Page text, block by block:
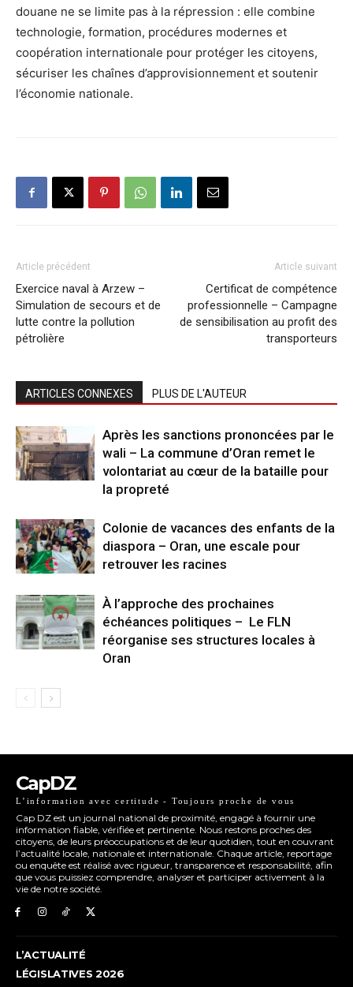
douane ne se limite pas à la répression : elle combine
technologie, formation, procédures modernes et
coopération internationale pour protéger les citoyens,
sécuriser les chaînes d’approvisionnement et soutenir
l’économie nationale.
Article précédent
Exercice naval à Arzew –
Simulation de secours et de
lutte contre la pollution
pétrolière
Article suivant
Certificat de compétence
professionnelle – Campagne
de sensibilisation au profit des
transporteurs
ARTICLES CONNEXES PLUS DE L'AUTEUR
Après les sanctions prononcées par le
wali – La commune d’Oran remet le
volontariat au cœur de la bataille pour
la propreté
Colonie de vacances des enfants de la
diaspora – Oran, une escale pour
retrouver les racines
À l’approche des prochaines
échéances politiques – Le FLN
réorganise ses structures locales à
Oran
CapDZ
L’information avec certitude - Toujours proche de vous
Cap DZ est un journal national de proximité, engagé à fournir une
information fiable, vérifiée et pertinente. Nous restons proches des
citoyens, de leurs préoccupations et de leur quotidien, tout en couvrant
l’actualité locale, nationale et internationale. Chaque article, reportage
ou enquête est réalisé avec rigueur, transparence et responsabilité, afin
que vous puissiez comprendre, analyser et participer activement à la
vie de notre société.
L’ACTUALITÉ
LÉGISLATIVES 2026